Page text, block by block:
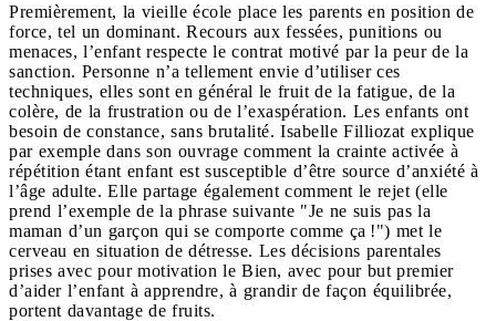
Premièrement, la vieille école place les parents en position de
force, tel un dominant. Recours aux fessées, punitions ou
menaces, l’enfant respecte le contrat motivé par la peur de la
sanction. Personne n’a tellement envie d’utiliser ces
techniques, elles sont en général le fruit de la fatigue, de la
colère, de la frustration ou de l’exaspération. Les enfants ont
besoin de constance, sans brutalité. Isabelle Filliozat explique
par exemple dans son ouvrage comment la crainte activée à
répétition étant enfant est susceptible d’être source d’anxiété à
l’âge adulte. Elle partage également comment le rejet (elle
prend l’exemple de la phrase suivante "Je ne suis pas la
maman d’un garçon qui se comporte comme ça !") met le
cerveau en situation de détresse. Les décisions parentales
prises avec pour motivation le Bien, avec pour but premier
d’aider l’enfant à apprendre, à grandir de façon équilibrée,
portent davantage de fruits.